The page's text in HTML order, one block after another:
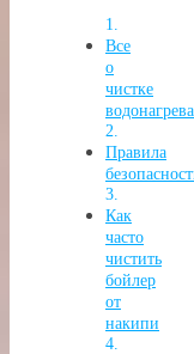
Все
о
чистке
Правила
Как
часто
чистить
бойлер
от
накипи